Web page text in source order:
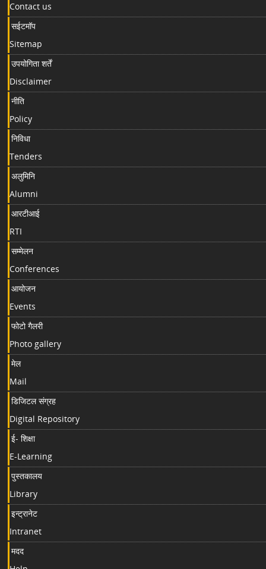
Contact us
सईटमॉप
Sitemap
उपयोगिता शर्तें
Disclaimer
नीति
Policy
निविधा
Tenders
अलुमिनि
Alumni
आरटीआई
RTI
सम्मेलन
Conferences
आयोजन
Events
फोटो गैलरी
Photo gallery
मेल
Mail
डिजिटल संग्रह
Digital Repository
ई- शिक्षा
E-Learning
पुस्तकालय
Library
इन्ट्रानेट
Intranet
मदद